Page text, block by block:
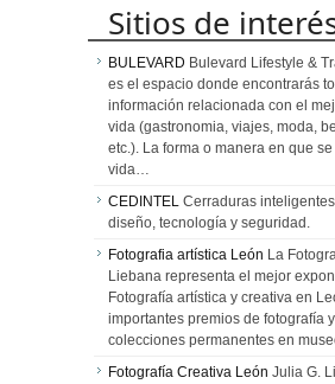
Sitios de
BULEVARD Bulevard Lifestyle &
es el espacio donde encontrarás
información relacionada con el
vida (gastronomia, viajes, moda,
etc.). La forma o manera en que
vida…
CEDINTEL Cerraduras
diseño, tecnología y seguridad.
Fotografia artística León La
Liebana representa el mejor
Fotografía artística y creativa en
importantes premios de fotografía
colecciones permanentes en
Fotografía Creativa León Julia G.